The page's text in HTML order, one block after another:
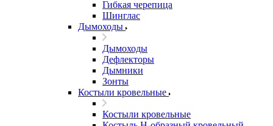
Гибкая черепица
Шинглас
Дымоходы
Дымоходы
Дефлекторы
Дымники
Зонты
Костыли кровельные
Костыли кровельные